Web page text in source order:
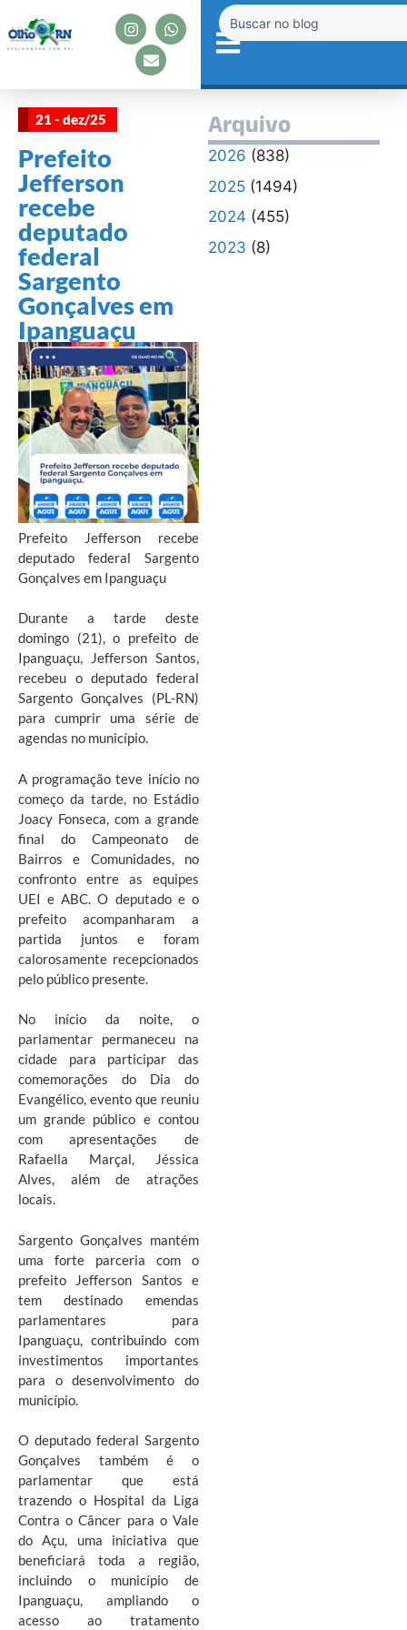
21 - dez/25
Prefeito
Jefferson
recebe
deputado
federal
Sargento
Gonçalves em
Ipanguaçu
Prefeito Jefferson recebe
deputado federal Sargento
Gonçalves em Ipanguaçu
Durante a tarde deste
domingo (21), o prefeito de
Ipanguaçu, Jefferson Santos,
recebeu o deputado federal
Sargento Gonçalves (PL-RN)
para cumprir uma série de
agendas no município.
A programação teve início no
começo da tarde, no Estádio
Joacy Fonseca, com a grande
final do Campeonato de
Bairros e Comunidades, no
confronto entre as equipes
UEI e ABC. O deputado e o
prefeito acompanharam a
partida juntos e foram
calorosamente recepcionados
pelo público presente.
No início da noite, o
parlamentar permaneceu na
cidade para participar das
comemorações do Dia do
Evangélico, evento que reuniu
um grande público e contou
com apresentações de
Rafaella Marçal, Jéssica
Alves, além de atrações
locais.
Sargento Gonçalves mantém
uma forte parceria com o
prefeito Jefferson Santos e
tem destinado emendas
parlamentares para
Ipanguaçu, contribuindo com
investimentos importantes
para o desenvolvimento do
município.
O deputado federal Sargento
Gonçalves também é o
parlamentar que está
trazendo o Hospital da Liga
Contra o Câncer para o Vale
do Açu, uma iniciativa que
beneficiará toda a região,
incluindo o município de
Ipanguaçu, ampliando o
acesso ao tratamento
Arquivo
2026 (838)
2025(1494)
2024 (455)
2023 (8)